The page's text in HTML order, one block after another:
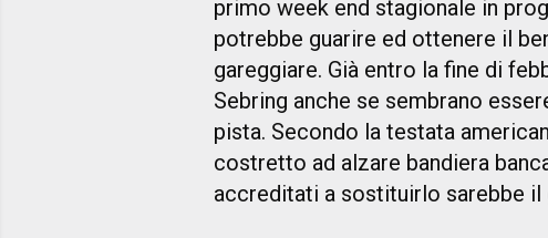
primo week end stagionale in
potrebbe guarire ed ottenere il
gareggiare. Già entro la fine di
Sebring anche se sembrano
pista. Secondo la testata
costretto ad alzare bandiera
accreditati a sostituirlo sarebbe il